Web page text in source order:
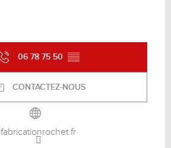
06 78 75 50 ▒▒
CONTACTEZ-NOUS
fabricationrochet.fr